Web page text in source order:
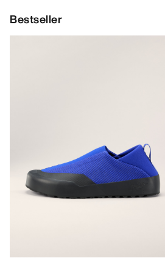
Bestseller